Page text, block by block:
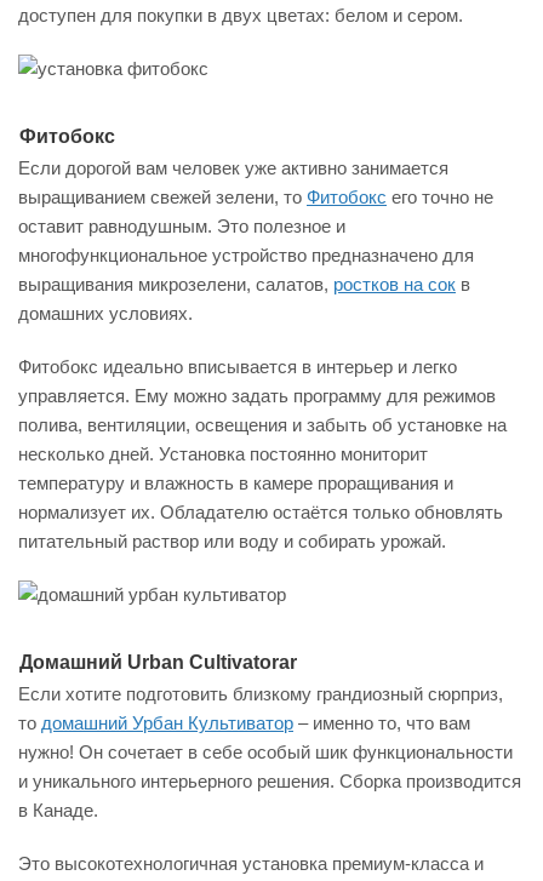
доступен для покупки в двух цветах: белом и сером.
Фитобокс
Если дорогой вам человек уже активно занимается
выращиванием свежей зелени, то Фитобокс его точно не
оставит равнодушным. Это полезное и
многофункциональное устройство предназначено для
выращивания микрозелени, салатов, ростков на сок в
домашних условиях.
Фитобокс идеально вписывается в интерьер и легко
управляется. Ему можно задать программу для режимов
полива, вентиляции, освещения и забыть об установке на
несколько дней. Установка постоянно мониторит
температуру и влажность в камере проращивания и
нормализует их. Обладателю остаётся только обновлять
питательный раствор или воду и собирать урожай.
Домашний Urban Cultivatorar
Если хотите подготовить близкому грандиозный сюрприз,
то домашний Урбан Культиватор – именно то, что вам
нужно! Он сочетает в себе особый шик функциональности
и уникального интерьерного решения. Сборка производится
в Канаде.
Это высокотехнологичная установка премиум-класса и